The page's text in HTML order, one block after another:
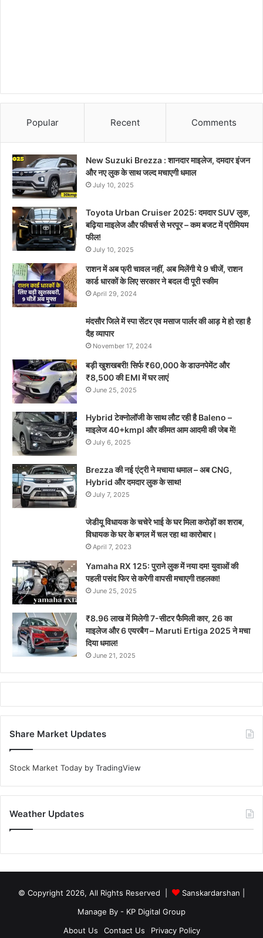
Popular Recent Comments
New Suzuki Brezza : शानदार माइलेज, दमदार इंजन
और नए लुक के साथ जल्द मचाएगी धमाल
July 10, 2025
Toyota Urban Cruiser 2025: दमदार SUV लुक,
बढ़िया माइलेज और फीचर्स से भरपूर – कम बजट में प्रीमियम
फील!
July 10, 2025
राशन में अब फ्री चावल नहीं, अब मिलेंगी ये 9 चीजें, राशन
कार्ड धारकों के लिए सरकार ने बदल दी पूरी स्कीम
April 29, 2024
मंदसौर जिले में स्पा सेंटर एव मसाज पार्लर की आड़ मे हो रहा है
दैह व्यापार
November 17, 2024
बड़ी खुशखबरी! सिर्फ ₹60,000 के डाउनपेमेंट और
₹8,500 की EMI में घर लाएं
June 25, 2025
Hybrid टेक्नोलॉजी के साथ लौट रही है Baleno –
माइलेज 40+kmpl और कीमत आम आदमी की जेब में!
July 6, 2025
Brezza की नई एंट्री ने मचाया धमाल – अब CNG,
Hybrid और दमदार लुक के साथ!
July 7, 2025
जेडीयू विधायक के चचेरे भाई के घर मिला करोड़ों का शराब,
विधायक के घर के बगल में चल रहा था कारोबार।
April 7, 2023
Yamaha RX 125: पुराने लुक में नया दम! युवाओं की
पहली पसंद फिर से करेगी वापसी मचाएगी तहलका!
June 25, 2025
₹8.96 लाख में मिलेगी 7-सीटर फैमिली कार, 26 का
माइलेज और 6 एयरबैग – Maruti Ertiga 2025 ने मचा
दिया धमाल!
June 21, 2025
Share Market Updates
Stock Market Today by TradingView
Weather Updates
© Copyright 2026, All Rights Reserved | Sanskardarshan
Manage By - KP Digital Group
About Us
Contact Us Privacy Policy